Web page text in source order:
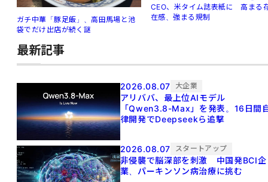
ガチ中華「豚足飯」、高田馬場と池
袋でだけ出店が続く謎
CEO、米タイム誌表紙に 高まる
在感、強まる規制
最新記事
2026.08.07 大企業
アリババ、最上位AIモデル
「Qwen3.8-Max」を発表。16日間
律開発でDeepseekら追撃
2026.08.07 スタートアップ
非侵襲で脳深部を刺激 中国発BCI企
業、パーキンソン病治療に挑む